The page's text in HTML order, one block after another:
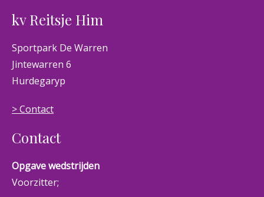
kv Reitsje Him
Sportpark De Warren
Jintewarren 6
Hurdegaryp
> Contact
Contact
Opgave wedstrijden
Voorzitter;